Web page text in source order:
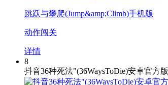
跳跃与攀爬(Jump&amp;Climb)手机版
动作闯关
详情
8
抖音36种死法"(36WaysToDie)安卓官方版